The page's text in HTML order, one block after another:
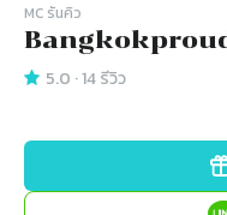
MC รันคิว
5.0 ·14รีวิว